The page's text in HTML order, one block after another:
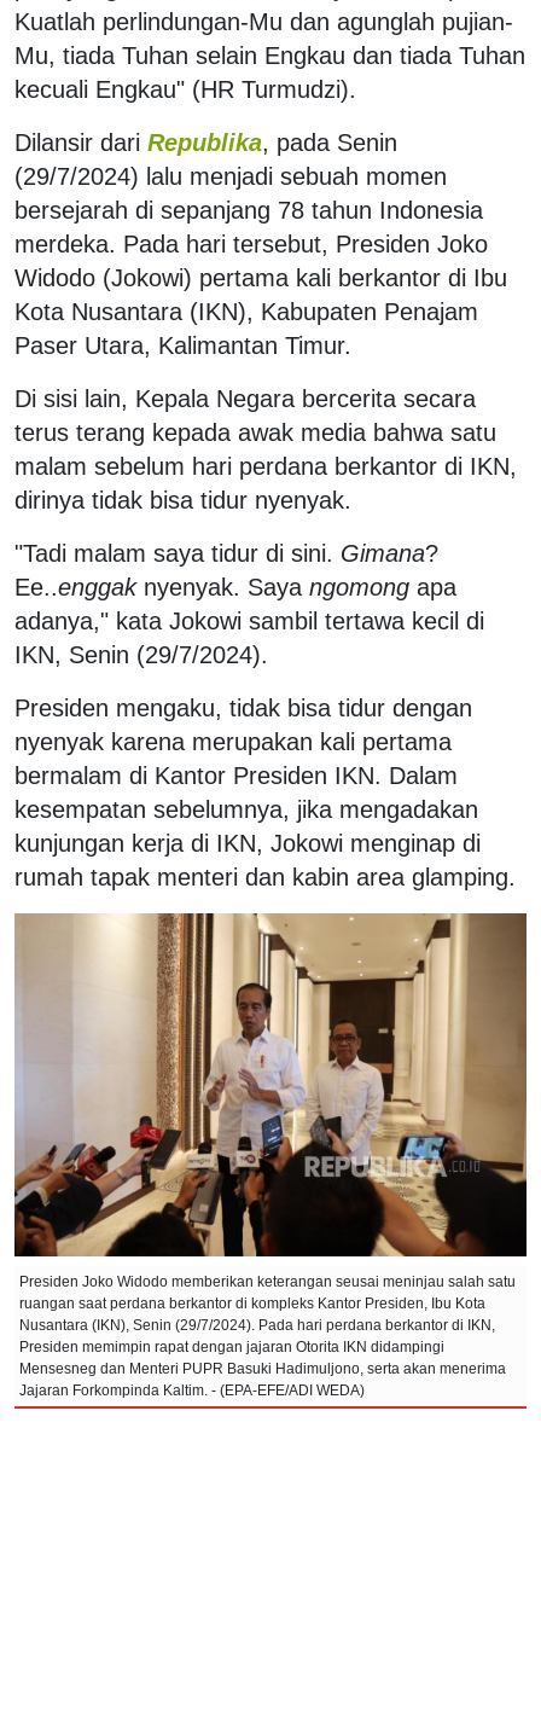
Kuatlah perlindungan-Mu dan agunglah pujian-
Mu, tiada Tuhan selain Engkau dan tiada Tuhan
kecuali Engkau" (HR Turmudzi).
Dilansir dari Republika, pada Senin
(29/7/2024) lalu menjadi sebuah momen
bersejarah di sepanjang 78 tahun Indonesia
merdeka. Pada hari tersebut, Presiden Joko
Widodo (Jokowi) pertama kali berkantor di Ibu
Kota Nusantara (IKN), Kabupaten Penajam
Paser Utara, Kalimantan Timur.
Di sisi lain, Kepala Negara bercerita secara
terus terang kepada awak media bahwa satu
malam sebelum hari perdana berkantor di IKN,
dirinya tidak bisa tidur nyenyak.
"Tadi malam saya tidur di sini. Gimana?
Ee..enggaknyenyak. Saya ngomong apa
adanya," kata Jokowi sambil tertawa kecil di
IKN, Senin (29/7/2024).
Presiden mengaku, tidak bisa tidur dengan
nyenyak karena merupakan kali pertama
bermalam di Kantor Presiden IKN. Dalam
kesempatan sebelumnya, jika mengadakan
kunjungan kerja di IKN, Jokowi menginap di
rumah tapak menteri dan kabin area glamping.
Presiden Joko Widodo memberikan keterangan seusai meninjau salah satu
ruangan saat perdana berkantor di kompleks Kantor Presiden, Ibu Kota
Nusantara (IKN), Senin (29/7/2024). Pada hari perdana berkantor di IKN,
Presiden memimpin rapat dengan jajaran Otorita IKN didampingi
Mensesneg dan Menteri PUPR Basuki Hadimuljono, serta akan menerima
Jajaran Forkompinda Kaltim. - (EPA-EFE/ADI WEDA)